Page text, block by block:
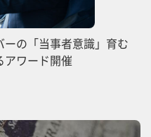
ーの「当事者意識」育む
アワード開催